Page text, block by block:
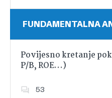
FUNDAMENTALNA
Povijesno kretanje
P/B, ROE…)
53